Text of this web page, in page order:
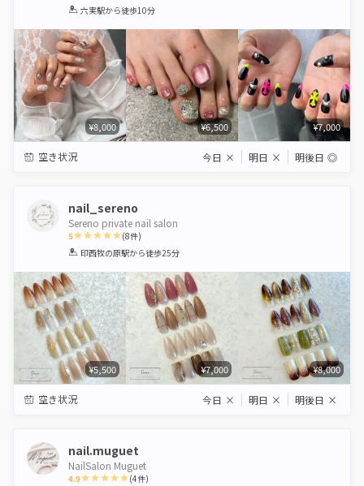
1 2 3 4 5
六実駅から徒歩10分
¥8,000 ¥6,500 ¥7,000
空き状況 今日 × 明日 × 明後日 ◎
nail_sereno
Sereno private nail salon
5
1 2 3 4 5
(8件)
印西牧の原駅から徒歩25分
¥5,500 ¥7,000 ¥8,000
空き状況 今日 × 明日 × 明後日 ×
nail.muguet
NailSalon Muguet
4.9 (4件)